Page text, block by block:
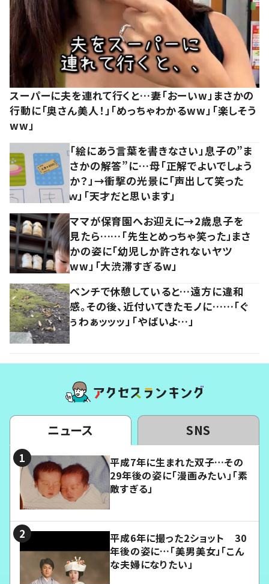
スーパーに夫を連れて行くと…妻「おーいw」まさかの
行動に「奥さん美人！」「めっちゃわかるww」「楽しそう
ww」
「絵にあう言葉を書きなさい」息子の”ま
さかの解答”に…母「正解でよいでしょう
か？」→衝撃の光景に「声出して笑った
ｗ」「天才だと思います」
ママが保育園へお迎えに→2歳息子を
見たら……「先生とめっちゃ笑った」まさ
かの姿に「幼児しか許されないヤツ
ww」「大渋滞すぎるw」
ベンチで休憩していると…遠方に違和
感。その後、近付いてきたモノに……「ぐ
ぅわぁッッッ」「やばいよ…」
ニュース SNS
平成7年に生まれた双子…その
29年後の姿に「漫画みたい」「素
敵すぎる」
平成6年に撮った2ショット 30
年後の姿に…「美男美女」「こん
な夫婦になりたい」